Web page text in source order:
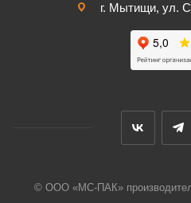
г. Мытищи, ул.
© ООО «МС-ПАК»